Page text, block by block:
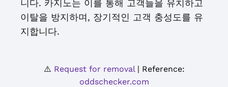
니다. 카지노는 이를 통해 고객들을 유치하고
이탈을 방지하며, 장기적인 고객 충성도를 유
지합니다.
⚠️ Request for removal| Reference:
oddschecker.com